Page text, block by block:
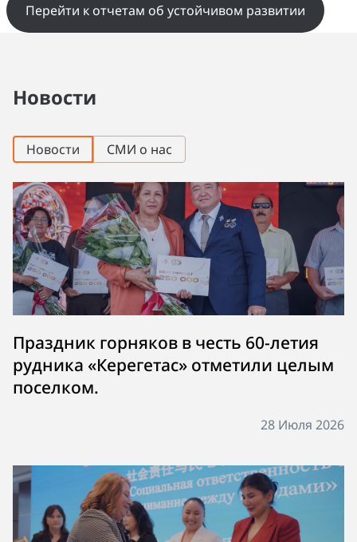
Перейти к отчетам об устойчивом развитии
Новости
Новости СМИ о нас
Праздник горняков в честь 60-летия
рудника «Керегетас» отметили целым
поселком.
28 Июля 2026